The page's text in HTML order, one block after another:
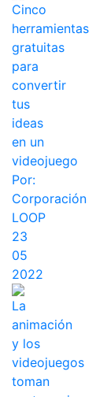
Cinco
herramientas
gratuitas
para
convertir
tus
ideas
en un
videojuego
Por:
Corporación
LOOP
23
05
2022
La
animación
y los
videojuegos
toman